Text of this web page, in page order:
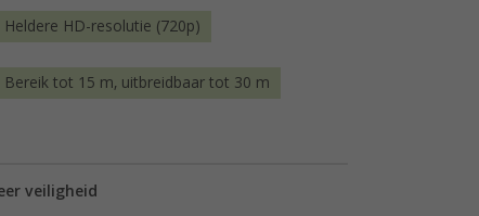
Heldere HD-resolutie (720p)
Bereik tot 15 m, uitbreidbaar tot 30 m
veiligheid